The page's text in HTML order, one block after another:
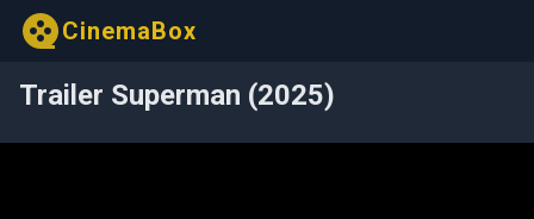
CinemaBox
Trailer Superman (2025)